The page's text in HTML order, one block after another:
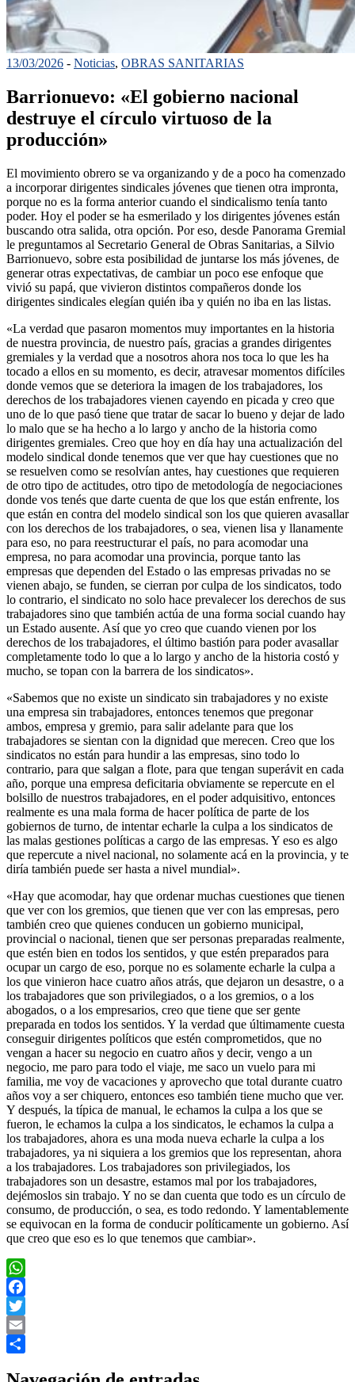
13/03/2026 - Noticias, OBRAS SANITARIAS
Barrionuevo: «El gobierno nacional
destruye el círculo virtuoso de la
producción»
El movimiento obrero se va organizando y de a poco ha comenzado
a incorporar dirigentes sindicales jóvenes que tienen otra impronta,
porque no es la forma anterior cuando el sindicalismo tenía tanto
poder. Hoy el poder se ha esmerilado y los dirigentes jóvenes están
buscando otra salida, otra opción. Por eso, desde Panorama Gremial
le preguntamos al Secretario General de Obras Sanitarias, a Silvio
Barrionuevo, sobre esta posibilidad de juntarse los más jóvenes, de
generar otras expectativas, de cambiar un poco ese enfoque que
vivió su papá, que vivieron distintos compañeros donde los
dirigentes sindicales elegían quién iba y quién no iba en las listas.
«La verdad que pasaron momentos muy importantes en la historia
de nuestra provincia, de nuestro país, gracias a grandes dirigentes
gremiales y la verdad que a nosotros ahora nos toca lo que les ha
tocado a ellos en su momento, es decir, atravesar momentos difíciles
donde vemos que se deteriora la imagen de los trabajadores, los
derechos de los trabajadores vienen cayendo en picada y creo que
uno de lo que pasó tiene que tratar de sacar lo bueno y dejar de lado
lo malo que se ha hecho a lo largo y ancho de la historia como
dirigentes gremiales. Creo que hoy en día hay una actualización del
modelo sindical donde tenemos que ver que hay cuestiones que no
se resuelven como se resolvían antes, hay cuestiones que requieren
de otro tipo de actitudes, otro tipo de metodología de negociaciones
donde vos tenés que darte cuenta de que los que están enfrente, los
que están en contra del modelo sindical son los que quieren avasallar
con los derechos de los trabajadores, o sea, vienen lisa y llanamente
para eso, no para reestructurar el país, no para acomodar una
empresa, no para acomodar una provincia, porque tanto las
empresas que dependen del Estado o las empresas privadas no se
vienen abajo, se funden, se cierran por culpa de los sindicatos, todo
lo contrario, el sindicato no solo hace prevalecer los derechos de sus
trabajadores sino que también actúa de una forma social cuando hay
un Estado ausente. Así que yo creo que cuando vienen por los
derechos de los trabajadores, el último bastión para poder avasallar
completamente todo lo que a lo largo y ancho de la historia costó y
mucho, se topan con la barrera de los sindicatos».
«Sabemos que no existe un sindicato sin trabajadores y no existe
una empresa sin trabajadores, entonces tenemos que pregonar
ambos, empresa y gremio, para salir adelante para que los
trabajadores se sientan con la dignidad que merecen. Creo que los
sindicatos no están para hundir a las empresas, sino todo lo
contrario, para que salgan a flote, para que tengan superávit en cada
año, porque una empresa deficitaria obviamente se repercute en el
bolsillo de nuestros trabajadores, en el poder adquisitivo, entonces
realmente es una mala forma de hacer política de parte de los
gobiernos de turno, de intentar echarle la culpa a los sindicatos de
las malas gestiones políticas a cargo de las empresas. Y eso es algo
que repercute a nivel nacional, no solamente acá en la provincia, y te
diría también puede ser hasta a nivel mundial».
«Hay que acomodar, hay que ordenar muchas cuestiones que tienen
que ver con los gremios, que tienen que ver con las empresas, pero
también creo que quienes conducen un gobierno municipal,
provincial o nacional, tienen que ser personas preparadas realmente,
que estén bien en todos los sentidos, y que estén preparados para
ocupar un cargo de eso, porque no es solamente echarle la culpa a
los que vinieron hace cuatro años atrás, que dejaron un desastre, o a
los trabajadores que son privilegiados, o a los gremios, o a los
abogados, o a los empresarios, creo que tiene que ser gente
preparada en todos los sentidos. Y la verdad que últimamente cuesta
conseguir dirigentes políticos que estén comprometidos, que no
vengan a hacer su negocio en cuatro años y decir, vengo a un
negocio, me paro para todo el viaje, me saco un vuelo para mi
familia, me voy de vacaciones y aprovecho que total durante cuatro
años voy a ser chiquero, entonces eso también tiene mucho que ver.
Y después, la típica de manual, le echamos la culpa a los que se
fueron, le echamos la culpa a los sindicatos, le echamos la culpa a
los trabajadores, ahora es una moda nueva echarle la culpa a los
trabajadores, ya ni siquiera a los gremios que los representan, ahora
a los trabajadores. Los trabajadores son privilegiados, los
trabajadores son un desastre, estamos mal por los trabajadores,
dejémoslos sin trabajo. Y no se dan cuenta que todo es un círculo de
consumo, de producción, o sea, es todo redondo. Y lamentablemente
se equivocan en la forma de conducir políticamente un gobierno. Así
que creo que eso es lo que tenemos que cambiar».
WhatsApp
Facebook
Twitter
Email